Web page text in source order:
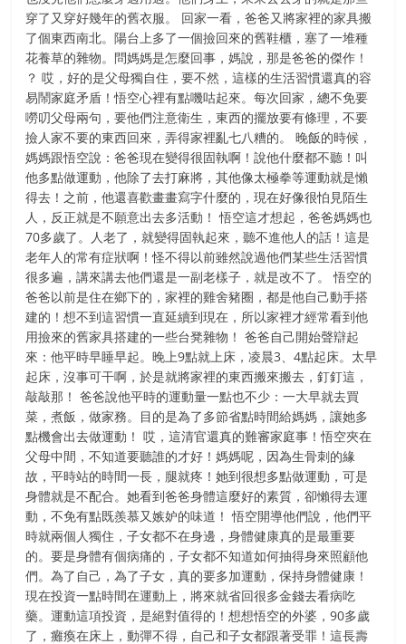
穿了又穿好幾年的舊衣服。 回家一看，爸爸又將家裡的家具搬
了個東西南北。陽台上多了一個撿回來的舊鞋櫃，塞了一堆種
花養草的雜物。問媽媽是怎麼回事，媽說，那是爸爸的傑作！
？ 哎，好的是父母獨自住，要不然，這樣的生活習慣還真的容
易鬧家庭矛盾！悟空心裡有點嘰咕起來。每次回家，總不免要
嘮叨父母兩句，要他們注意衛生，東西的擺放要有條理，不要
撿人家不要的東西回來，弄得家裡亂七八糟的。 晚飯的時候，
媽媽跟悟空說：爸爸現在變得很固執啊！說他什麼都不聽！叫
他多點做運動，他除了去打麻將，其他像太極拳等運動就是懶
得去！之前，他還喜歡畫畫寫字什麼的，現在好像很怕見陌生
人，反正就是不願意出去多活動！ 悟空這才想起，爸爸媽媽也
70多歲了。人老了，就變得固執起來，聽不進他人的話！這是
老年人的常有症狀啊！怪不得以前雖然說過他們某些生活習慣
很多遍，講來講去他們還是一副老樣子，就是改不了。 悟空的
爸爸以前是住在鄉下的，家裡的雞舍豬圈，都是他自己動手搭
建的！想不到這習慣一直延續到現在，所以家裡才經常看到他
用撿來的舊家具搭建的一些台凳雜物！ 爸爸自己開始聲辯起
來：他平時早睡早起。晚上9點就上床，凌晨3、4點起床。太早
起床，沒事可干啊，於是就將家裡的東西搬來搬去，釘釘這，
敲敲那！ 爸爸說他平時的運動量一​​點也不少：一大早就去買
菜，煮飯，做家務。目的是為了多節省點時間給媽媽，讓她多
點機會出去做運動！ 哎，這清官還真的難審家庭事！悟空夾在
父母中間，不知道要聽誰的才好！媽媽呢，因為生骨刺的緣
故，平時站的時間一長，腿就疼！她到很想多點做運動，可是
身體就是不配合。她看到爸爸身體這麼好的素質，卻懶得去運
動，不免有點既羨慕又嫉妒的味道！ 悟空開導他們說，他們平
時就兩個人獨住，子女都不在身邊，身體健康真的是最重要
的。要是身體有個病痛的，子女都不知道如何抽得身來照顧他
們。為了自己，為了子女，真的要多加運動，保持身體健康！
現在投資一點時間在運動上，將來就省回很多金錢去看病吃
藥。運動這項投資，是絕對值得的！想想悟空的外婆，90多歲
了，癱瘓在床上，動彈不得，自己和子女都跟著受罪！這長壽